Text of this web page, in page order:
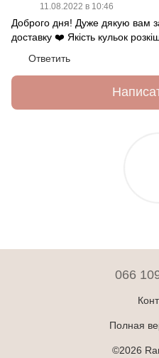
11.08.2022 в 10:46
Доброго дня! Дуже дякую вам
доставку ❤️ Якість кульок
Ответить
066
Полная
©2026